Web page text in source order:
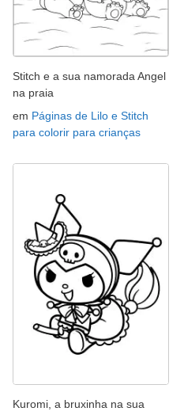
Stitch e a sua namorada Angel
na praia
em Páginas de Lilo e Stitch
para colorir para crianças
Kuromi, a bruxinha na sua